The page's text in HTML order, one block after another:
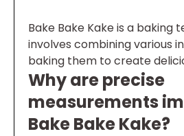
Bake Bake Kake is a baking
involves combining various
baking them to create
Why are precise
measurements
Bake Bake Kake?